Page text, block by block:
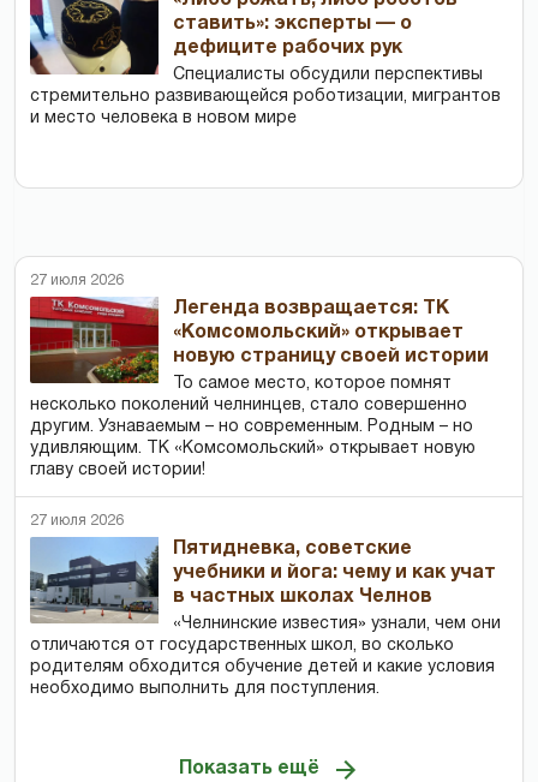
ставить»: эксперты — о
дефиците рабочих рук
Специалисты обсудили перспективы
стремительно развивающейся роботизации, мигрантов
и место человека в новом мире
27 июля 2026
Легенда возвращается: ТК
«Комсомольский» открывает
новую страницу своей истории
То самое место, которое помнят
несколько поколений челнинцев, стало совершенно
другим. Узнаваемым – но современным. Родным – но
удивляющим. ТК «Комсомольский» открывает новую
главу своей истории!
27 июля 2026
Пятидневка, советские
учебники и йога: чему и как учат
в частных школах Челнов
«Челнинские известия» узнали, чем они
отличаются от государственных школ, во сколько
родителям обходится обучение детей и какие условия
необходимо выполнить для поступления.
Показать ещё